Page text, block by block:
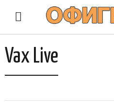
Vax Live